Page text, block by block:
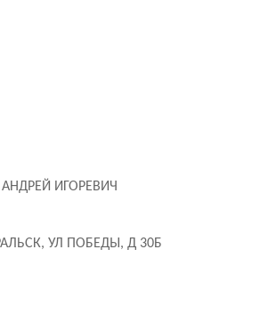
ИГОРЕВИЧ
УЛ ПОБЕДЫ, Д 30Б